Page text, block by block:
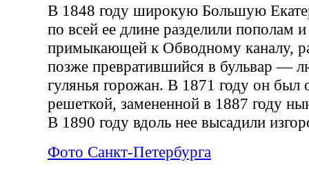
В 1848 году широкую Большую
по всей ее длине разделили пополам
примыкающей к Обводному каналу,
позже превратившийся в бульвар —
гулянья горожан. В 1871 году он был
решеткой, замененной в 1887 году
В 1890 году вдоль нее высадили
Фото Санкт-Петербурга